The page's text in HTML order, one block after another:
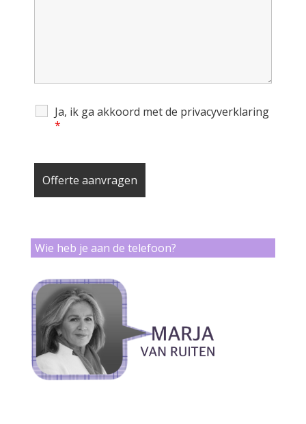
Ja, ik ga akkoord met de privacyverklaring
*
Wie heb je aan de telefoon?